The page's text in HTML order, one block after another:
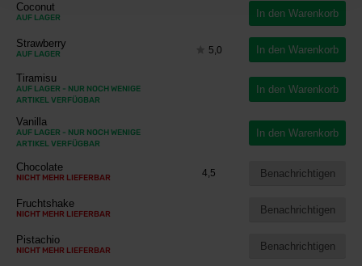
Coconut
AUF LAGER In den Warenkorb
Strawberry
AUF LAGER 5,0 In den Warenkorb
Tiramisu
AUF LAGER - NUR NOCH WENIGE
ARTIKEL VERFÜGBAR
In den Warenkorb
Vanilla
AUF LAGER - NUR NOCH WENIGE
ARTIKEL VERFÜGBAR
In den Warenkorb
Chocolate
NICHT MEHR LIEFERBAR 4,5 Benachrichtigen
Fruchtshake
NICHT MEHR LIEFERBAR Benachrichtigen
Pistachio
NICHT MEHR LIEFERBAR Benachrichtigen